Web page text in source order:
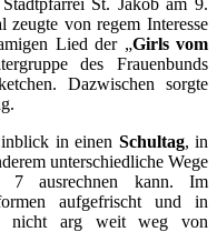
St. Jakob am 9.
zeugte von regem Interesse
Lied der „Girls vom
des Frauenbunds
Dazwischen sorgte
in einen Schultag, in
unterschiedliche Wege
ausrechnen kann. Im
aufgefrischt und in
nicht arg weit weg von